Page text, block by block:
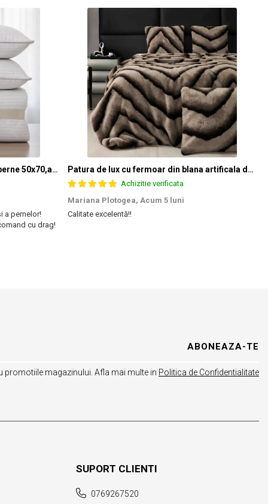
Set pilota 200x215cm 370g cu 2 perne 50x70,alb- PLT37
a pernelor!
cu drag!
Patura de lux cu fermoar din blana artificala de nurca 200x230cm+2 fete de perna 50x50cm,maro cu negru-F054
Achizitie verificata
Mariana Plotogea, Acum 5 luni
Calitate excelentă!!
promotiile magazinului. Afla mai multe in Politica de Confidentialitate
SUPORT CLIENTI
0769267520